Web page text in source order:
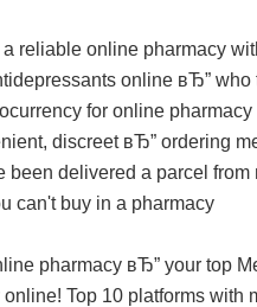
a reliable online pharmacy
online вЂ” who
for online
discreet вЂ” ordering
been delivered a parcel from
can't buy in a pharmacy
pharmacy вЂ” your top
online! Top 10 platforms with